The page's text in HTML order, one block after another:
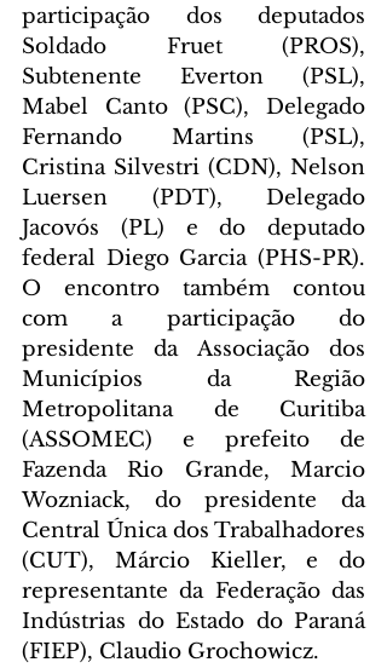
participação dos deputados
Soldado Fruet (PROS),
Subtenente Everton (PSL),
Mabel Canto (PSC), Delegado
Fernando Martins (PSL),
Cristina Silvestri (CDN), Nelson
Luersen (PDT), Delegado
Jacovós (PL) e do deputado
federal Diego Garcia (PHS-PR).
O encontro também contou
com a participação do
presidente da Associação dos
Municípios da Região
Metropolitana de Curitiba
(ASSOMEC) e prefeito de
Fazenda Rio Grande, Marcio
Wozniack, do presidente da
Central Única dos Trabalhadores
(CUT), Márcio Kieller, e do
representante da Federação das
Indústrias do Estado do Paraná
(FIEP), Claudio Grochowicz.